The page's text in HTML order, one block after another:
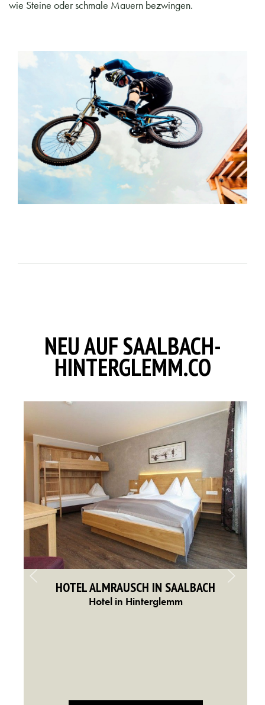
wie Steine oder schmale Mauern bezwingen.
NEU AUF SAALBACH-
HINTERGLEMM.CO
HOTEL ALMRAUSCH IN SAALBACH
Hotel in Hinterglemm